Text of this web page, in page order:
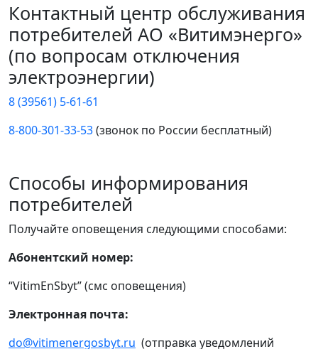
Контактный центр обслуживания
потребителей АО «Витимэнерго»
(по вопросам отключения
электроэнергии)
8 (39561) 5-61-61
8-800-301-33-53(звонок по России бесплатный)
Способы информирования
потребителей
Получайте оповещения следующими способами:
Абонентский номер:
“VitimEnSbyt” (смс оповещения)
Электронная почта:
do@vitimenergosbyt.ru (отправка уведомлений